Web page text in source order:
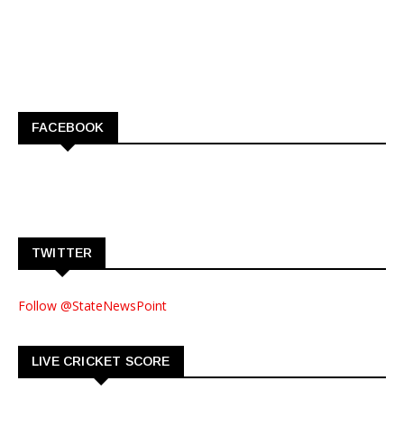
FACEBOOK
TWITTER
Follow @StateNewsPoint
LIVE CRICKET SCORE